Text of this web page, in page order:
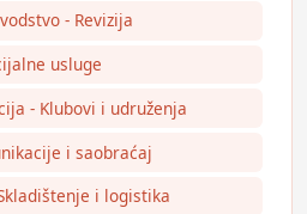
- Revizija
usluge
- Klubovi i udruženja
i saobraćaj
i logistika